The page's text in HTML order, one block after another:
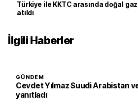
Türkiye ile KKTC arasında doğal
atıldı
İlgili Haberler
GÜNDEM
Cevdet Yılmaz Suudi Arabistan
yanıtladı